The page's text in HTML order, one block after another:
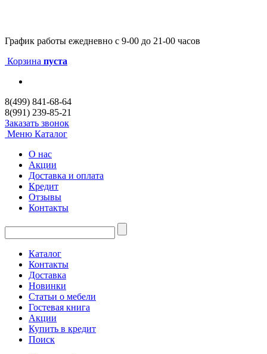
График работы ежедневно с 9-00 до 21-00 часов
Корзина пуста
8(499) 841-68-64
8(991) 239-85-21
Заказать звонок
Меню Каталог
О нас
Акции
Доставка и оплата
Кредит
Отзывы
Контакты
Каталог
Контакты
Доставка
Новинки
Статьи о мебели
Гостевая книга
Акции
Купить в кредит
Поиск